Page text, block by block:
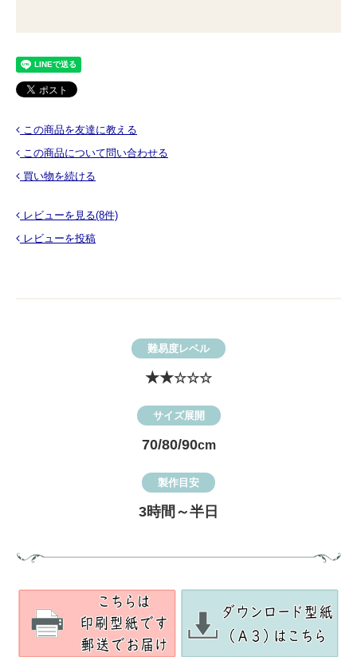
この商品を友達に教える
この商品について問い合わせる
買い物を続ける
レビューを見る(8件)
レビューを投稿
難易度レベル
★★☆☆☆
サイズ展開
70/80/90cm
製作目安
3時間～半日